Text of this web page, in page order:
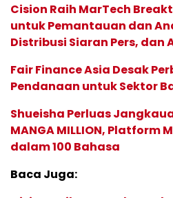
Cision Raih MarTech
untuk Pemantauan dan
Distribusi Siaran Pers, dan
Fair Finance Asia Desak
Pendanaan untuk Sektor
Shueisha Perluas
MANGA MILLION, Platform
dalam 100 Bahasa
Baca Juga: